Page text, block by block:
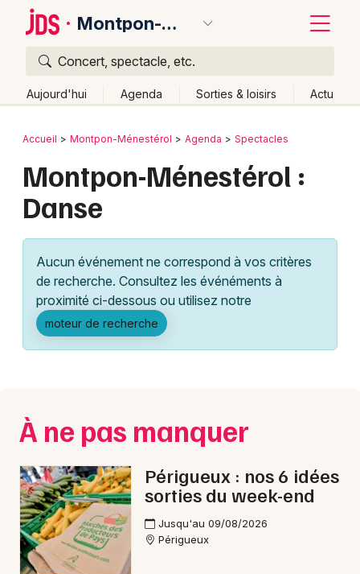
Montpon-Ménestérol
Concert, spectacle, etc.
Aujourd'hui Agenda Sorties & loisirs Actu
Publier un événement
Grands événements
Activité & Expérience
Manifestations
Foires & salons
Concerts
Sports
Soirées
Sorties famille
Bordeaux
Colmar
Lille
Lyon
Marseille
Mulhouse
Nice
Paris
Strasbourg
Toulouse
Toutes les villes
Retour
Accueil Montpon-Ménestérol Agenda Spectacles
Montpon-Ménestérol :
Danse
Aucun événement ne correspond à vos critères
de recherche. Consultez les événéments à
proximité ci-dessous ou utilisez notre
moteur de recherche
À ne pas manquer
Périgueux : nos 6 idées
sorties du week-end
Jusqu'au 09/08/2026
Périgueux
Quoi ?
Où ?
Aquitaine
Partout Près de moi Changer de lieu
Quand ?
Aujourd'hui
Demain Ce week-end Autre